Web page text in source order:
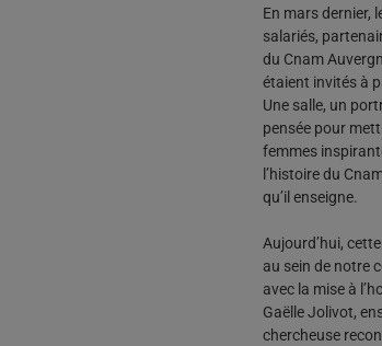
En mars dernier,
salariés,
du Cnam
étaient invités à
Une salle, un
pensée pour
femmes
l’histoire du
qu’il enseigne.
Aujourd’hui,
au sein de notre
avec la mise à
Gaëlle Jolivot,
chercheuse